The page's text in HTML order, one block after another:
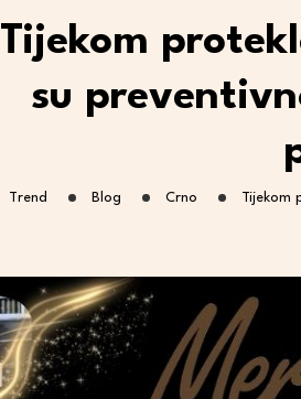
Tijekom
su
Trend Blog Crno
Tijekom